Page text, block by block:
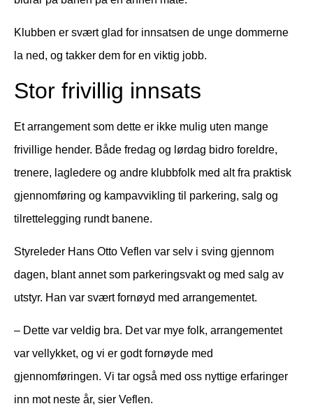
Klubben er svært glad for innsatsen de unge dommerne
la ned, og takker dem for en viktig jobb.
Stor frivillig innsats
Et arrangement som dette er ikke mulig uten mange
frivillige hender. Både fredag og lørdag bidro foreldre,
trenere, lagledere og andre klubbfolk med alt fra praktisk
gjennomføring og kampavvikling til parkering, salg og
tilrettelegging rundt banene.
Styreleder Hans Otto Veflen var selv i sving gjennom
dagen, blant annet som parkeringsvakt og med salg av
utstyr. Han var svært fornøyd med arrangementet.
– Dette var veldig bra. Det var mye folk, arrangementet
var vellykket, og vi er godt fornøyde med
gjennomføringen. Vi tar også med oss nyttige erfaringer
inn mot neste år, sier Veflen.